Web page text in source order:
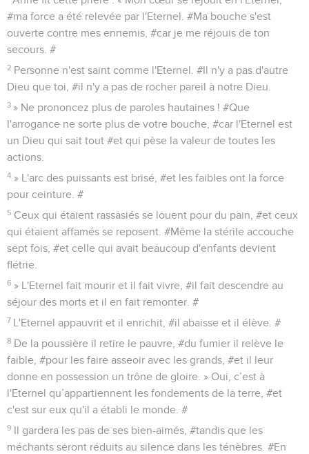
#ma force a été relevée par l'Eternel. #Ma bouche s'est
ouverte contre mes ennemis, #car je me réjouis de ton
secours. #
2 Personne n'est saint comme l'Eternel. #Il n'y a pas d'autre
Dieu que toi, #il n'y a pas de rocher pareil à notre Dieu.
3 » Ne prononcez plus de paroles hautaines ! #Que
l'arrogance ne sorte plus de votre bouche, #car l'Eternel est
un Dieu qui sait tout #et qui pèse la valeur de toutes les
actions.
4 » L'arc des puissants est brisé, #et les faibles ont la force
pour ceinture. #
5 Ceux qui étaient rassasiés se louent pour du pain, #et ceux
qui étaient affamés se reposent. #Même la stérile accouche
sept fois, #et celle qui avait beaucoup d'enfants devient
flétrie.
6 » L'Eternel fait mourir et il fait vivre, #il fait descendre au
séjour des morts et il en fait remonter. #
7 L'Eternel appauvrit et il enrichit, #il abaisse et il élève. #
8 De la poussière il retire le pauvre, #du fumier il relève le
faible, #pour les faire asseoir avec les grands, #et il leur
donne en possession un trône de gloire. » Oui, c’est à
l'Eternel qu’appartiennent les fondements de la terre, #et
c'est sur eux qu'il a établi le monde. #
9
Il gardera les pas de ses bien-aimés, #tandis que les
méchants seront réduits au silence dans les ténèbres. #En